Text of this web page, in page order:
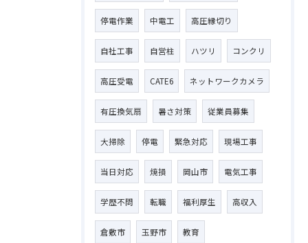
停電作業 中電工 高圧縁切り
自社工事 自営柱 ハツリ コンクリ
高圧受電 CATE6 ネットワークカメラ
有圧換気扇 暑さ対策 従業員募集
大掃除 停電 緊急対応 現場工事
当日対応 焼損 岡山市 電気工事
学歴不問 転職 福利厚生 高収入
倉敷市 玉野市 教育